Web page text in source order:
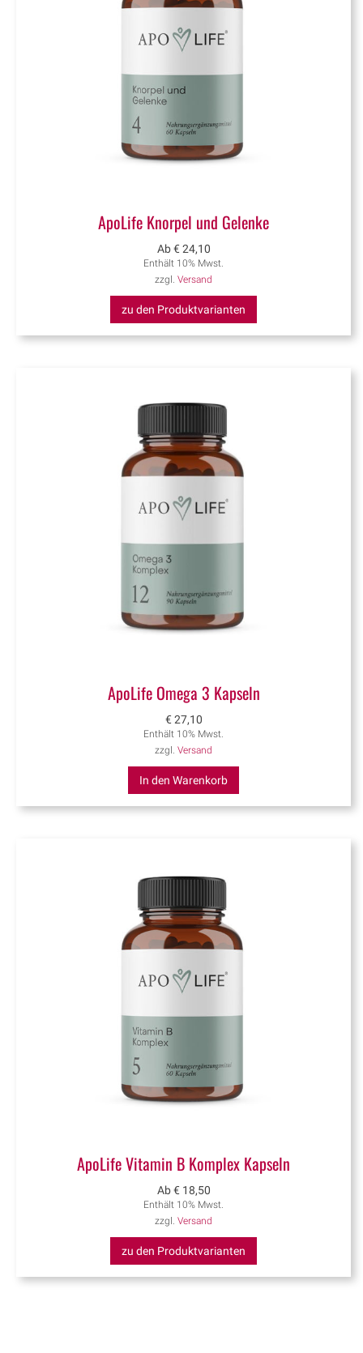
ApoLife Knorpel und Gelenke
Ab € 24,10
Enthält 10% Mwst.
zzgl. Versand
zu den Produktvarianten
ApoLife Omega 3 Kapseln
€ 27,10
Enthält 10% Mwst.
zzgl. Versand
In den Warenkorb
ApoLife Vitamin B Komplex Kapseln
Ab € 18,50
Enthält 10% Mwst.
zzgl. Versand
zu den Produktvarianten